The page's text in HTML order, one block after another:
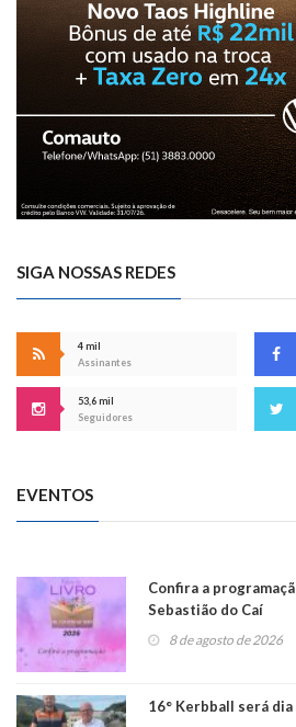
SIGA NOSSAS REDES
4 mil
Assinantes
53,6 mil
Seguidores
EVENTOS
Confira a
Sebastião do Caí
8 de agosto de 2026
16° Kerbball será